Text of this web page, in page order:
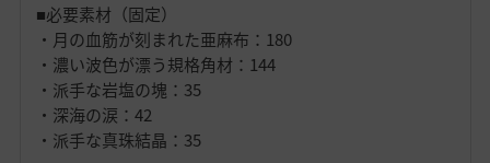
■必要素材（固定）
・月の血筋が刻まれた亜麻布：180
・濃い波色が漂う規格角材：144
・派手な岩塩の塊：35
・深海の涙：42
・派手な真珠結晶：35